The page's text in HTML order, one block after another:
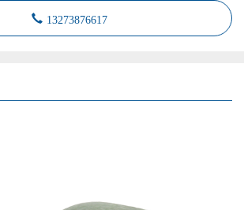
13273876617